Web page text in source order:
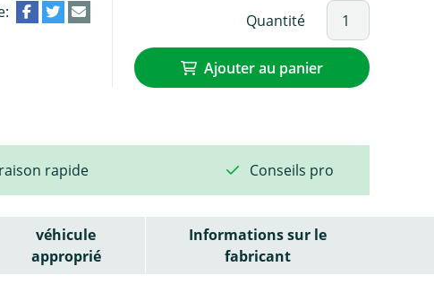
Quantité
Ajouter au panier
rapide Conseils pro
véhicule
approprié
Informations sur le
fabricant